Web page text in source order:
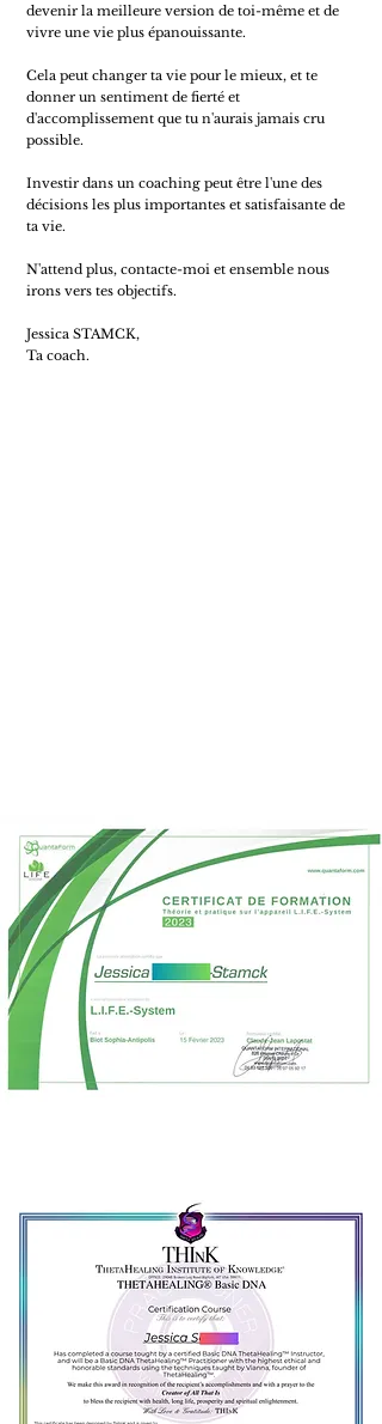
devenir la meilleure version de toi-même et de
vivre une vie plus épanouissante.
Cela peut changer ta vie pour le mieux, et te
donner un sentiment de fierté et
d'accomplissement que tu n'aurais jamais cru
possible.
Investir dans un coaching peut être l'une des
décisions les plus importantes et satisfaisante de
ta vie.
N'attend plus, contacte-moi et ensemble nous
irons vers tes objectifs.
Jessica STAMCK,
Ta coach.